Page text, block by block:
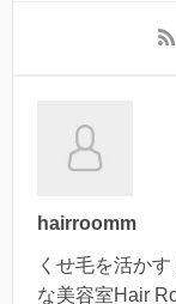
hairroomm
くせ毛を活か
な美容室Hair